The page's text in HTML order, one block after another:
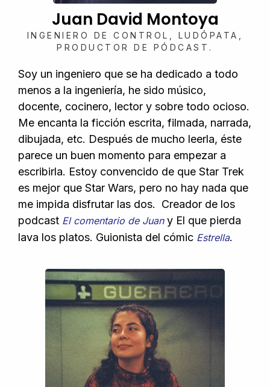
Juan David Montoya
INGENIERO DE CONTROL, LUDÓPATA,
PRODUCTOR DE PÓDCAST.
Soy un ingeniero que se ha dedicado a todo
menos a la ingeniería, he sido músico,
docente, cocinero, lector y sobre todo ocioso.
Me encanta la ficción escrita, filmada, narrada,
dibujada, etc. Después de mucho leerla, éste
parece un buen momento para empezar a
escribirla. Estoy convencido de que Star Trek
es mejor que Star Wars, pero no hay nada que
me impida disfrutar las dos. Creador de los
podcast El comentario de Juany El que pierda
lava los platos. Guionista del cómic Estrella.